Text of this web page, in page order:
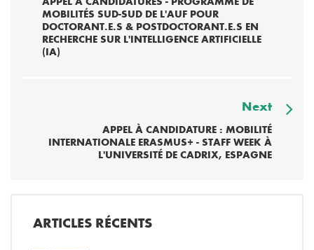
MOBILITÉS SUD-SUD DE L'AUF POUR
DOCTORANT.E.S & POSTDOCTORANT.E.S EN
RECHERCHE SUR L'INTELLIGENCE ARTIFICIELLE
(IA)
Next
APPEL À CANDIDATURE : MOBILITÉ
INTERNATIONALE ERASMUS+ - STAFF WEEK À
L'UNIVERSITÉ DE CADRIX, ESPAGNE
ARTICLES RÉCENTS